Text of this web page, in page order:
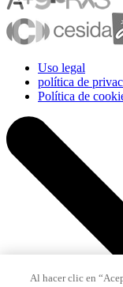
Uso legal
política de
Política de
Al hacer clic en